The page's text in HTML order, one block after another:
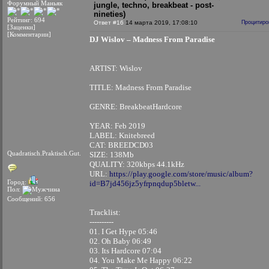
Форумный Маньяк
Рейтинг: 694
[Заценки]
[Комментарии]
Quadratisch.Praktisch.Gut.
Город:
Пол:
Сообщений: 656
jungle, techno, breakbeat - post-
nineties)
Ответ #16 14 марта 2019, 17:08:10
DJ Wislov – Madness From Paradise
ARTIST:
TITLE: Madness From
GENRE:
YEAR: Feb 2019
LABEL: Knitebreed
CAT: BREEDCD03
SIZE: 138Mb
QUALITY: 320kbps 44.1kHz
URL: https://play.google.com/store/music/album?
id=B7jd456jz5yfrpnqdup5bletw...
Tracklist:
----------
01. I Get Hype 05:46
02. Oh Baby 06:49
03. Its Hardcore 07:04
04. You Make Me Happy 06:22